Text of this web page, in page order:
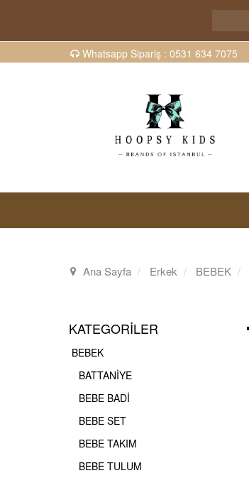
Whatsapp Sipariş : 0531 634 7075
Ana Sayfa Erkek BEBEK
KATEGORILER
BEBEK
BATTANİYE
BEBE BADİ
BEBE SET
BEBE TAKIM
BEBE TULUM